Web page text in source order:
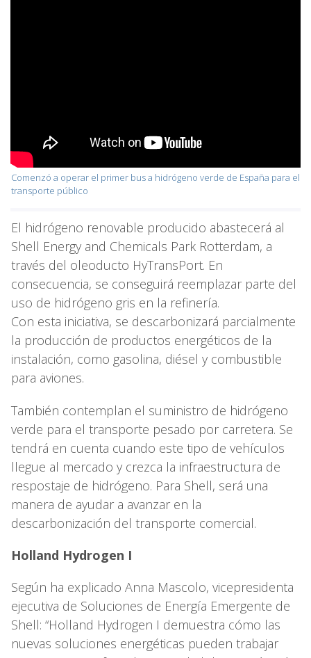
Comenzó a operar el primer bus a hidrógeno verde de España para el
transporte público
El hidrógeno renovable producido abastecerá al
Shell Energy and Chemicals Park Rotterdam, a
través del oleoducto HyTransPort. En
consecuencia, se conseguirá reemplazar parte del
uso de hidrógeno gris en la refinería.
Con esta iniciativa, se descarbonizará parcialmente
la producción de productos energéticos de la
instalación, como gasolina, diésel y combustible
para aviones.
También contemplan el suministro de hidrógeno
verde para el transporte pesado por carretera. Se
tendrá en cuenta cuando este tipo de vehículos
llegue al mercado y crezca la infraestructura de
respostaje de hidrógeno. Para Shell, será una
manera de ayudar a avanzar en la
descarbonización del transporte comercial.
Holland Hydrogen I
Según ha explicado Anna Mascolo, vicepresidenta
ejecutiva de Soluciones de Energía Emergente de
Shell: “Holland Hydrogen I demuestra cómo las
nuevas soluciones energéticas pueden trabajar